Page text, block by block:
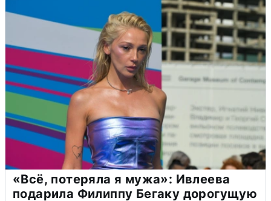
«Всё, потеряла я мужа»: Ивлеева
подарила Филиппу Бегаку дорогущую